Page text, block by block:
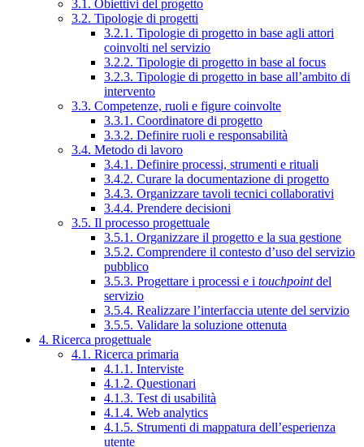
3.1. Obiettivi del progetto
3.2. Tipologie di progetti
3.2.1. Tipologie di progetto in base agli attori
coinvolti nel servizio
3.2.2. Tipologie di progetto in base al focus
3.2.3. Tipologie di progetto in base all’ambito di
intervento
3.3. Competenze, ruoli e figure coinvolte
3.3.1. Coordinatore di progetto
3.3.2. Definire ruoli e responsabilità
3.4. Metodo di lavoro
3.4.1. Definire processi, strumenti e rituali
3.4.2. Curare la documentazione di progetto
3.4.3. Organizzare tavoli tecnici collaborativi
3.4.4. Prendere decisioni
3.5. Il processo progettuale
3.5.1. Organizzare il progetto e la sua gestione
3.5.2. Comprendere il contesto d’uso del servizio
pubblico
3.5.3. Progettare i processi e i touchpointdel
servizio
3.5.4. Realizzare l’interfaccia utente del servizio
3.5.5. Validare la soluzione ottenuta
4. Ricerca progettuale
4.1. Ricerca primaria
4.1.1. Interviste
4.1.2. Questionari
4.1.3. Test di usabilità
4.1.4. Web analytics
4.1.5. Strumenti di mappatura dell’esperienza
utente